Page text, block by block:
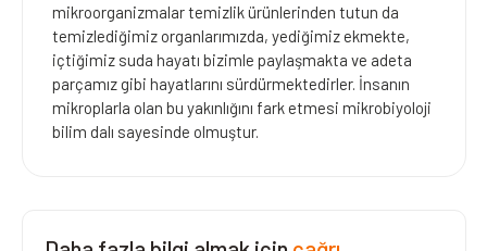
mikroorganizmalar temizlik ürünlerinden tutun da
temizlediğimiz organlarımızda, yediğimiz ekmekte,
içtiğimiz suda hayatı bizimle paylaşmakta ve adeta
parçamız gibi hayatlarını sürdürmektedirler. İnsanın
mikroplarla olan bu yakınlığını fark etmesi mikrobiyoloji
bilim dalı sayesinde olmuştur.